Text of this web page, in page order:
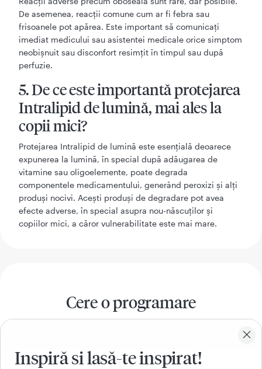
De asemenea, reacții comune cum ar fi febra sau
frisoanele pot apărea. Este important să comunicați
imediat medicului sau asistentei medicale orice simptom
neobișnuit sau disconfort resimțit în timpul sau după
perfuzie.
5. De ce este importantă protejarea
Intralipid de lumină, mai ales la
copii mici?
Protejarea Intralipid de lumină este esențială deoarece
expunerea la lumină, în special după adăugarea de
vitamine sau oligoelemente, poate degrada
componentele medicamentului, generând peroxizi și alți
produși nocivi. Acești produși de degradare pot avea
efecte adverse, în special asupra nou-născuților și
copiilor mici, a căror vulnerabilitate este mai mare.
Cere o programare
Inspiră si lasă-te inspirat!